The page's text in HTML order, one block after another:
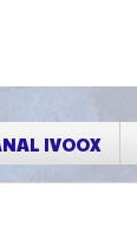
IVOOX